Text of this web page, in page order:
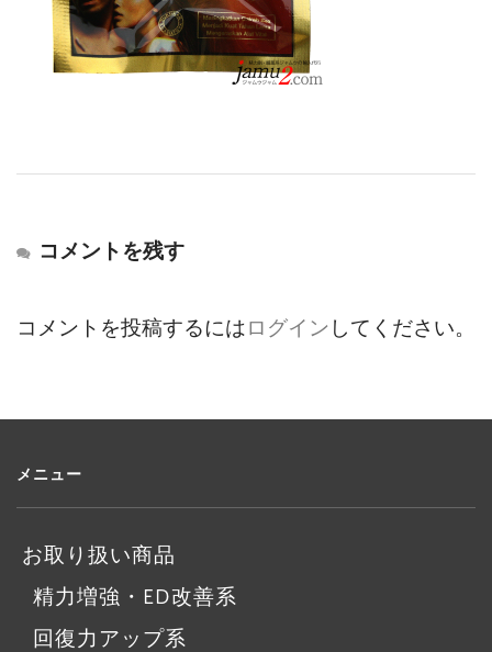
コメントを残す
コメントを投稿するにはログイン してください。
メニュー
お取り扱い商品
精力増強・ED改善系
回復力アップ系